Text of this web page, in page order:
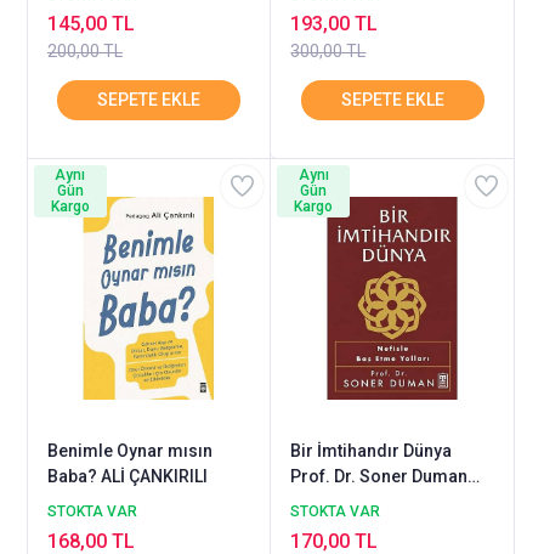
200,00 TL
145,00 TL
300,00 TL
193,00 TL
Benimle Oynar mısın
Baba? ALİ ÇANKIRILI
STOKTA VAR
168,00 TL
Aynı
Gün
Kargo
Bir İmtihandır Dünya
Prof. Dr. Soner Duman
Timaş
STOKTA VAR
170,00 TL
Aynı
Gün
Kargo